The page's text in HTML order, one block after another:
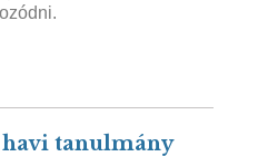
tanulmány